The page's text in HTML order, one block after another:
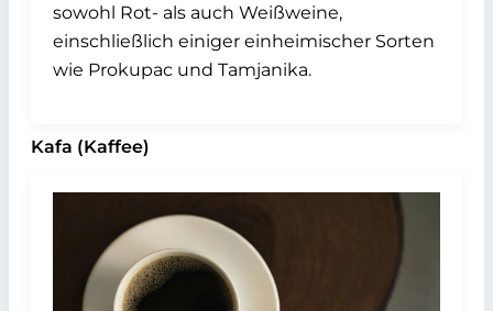
sowohl Rot- als auch Weißweine,
einschließlich einiger einheimischer Sorten
wie Prokupac und Tamjanika.
Kafa (Kaffee)